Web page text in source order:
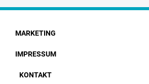
MARKETING
IMPRESSUM
KONTAKT